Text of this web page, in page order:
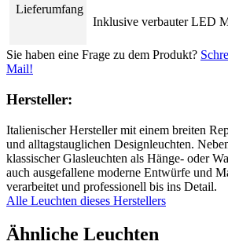
Lieferumfang
Inklusive verbauter LED
Sie haben eine Frage zu dem Produkt?
Mail!
Hersteller:
Italienischer Hersteller mit einem breiten
und alltagstauglichen Designleuchten.
klassischer Glasleuchten als Hänge- oder
auch ausgefallene moderne Entwürfe und
verarbeitet und professionell bis ins Detail.
Alle Leuchten dieses Herstellers
Ähnliche Leuchten